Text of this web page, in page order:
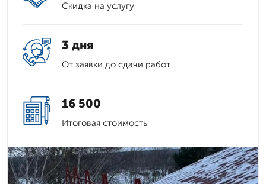
Скидка на услугу
3 дня
От заявки до сдачи работ
16 500
Итоговая стоимость